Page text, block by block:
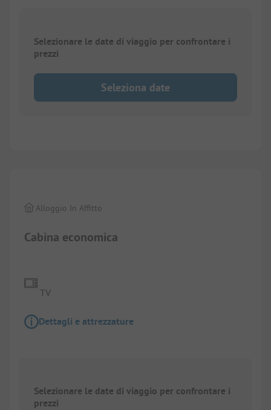
Selezionare le date di viaggio per confrontare i
prezzi
Seleziona date
Cabina economica
Alloggio In Affitto
TV
Dettagli e attrezzature
Selezionare le date di viaggio per confrontare i
prezzi